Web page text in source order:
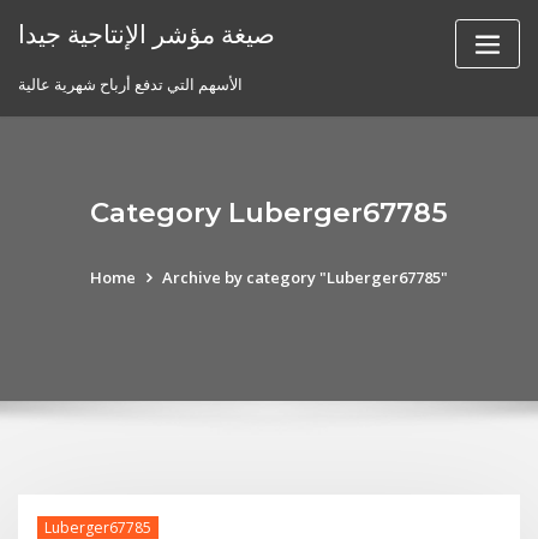
صيغة مؤشر الإنتاجية جيدا
الأسهم التي تدفع أرباح شهرية عالية
Category Luberger67785
Home Archive by category "Luberger67785"
Luberger67785